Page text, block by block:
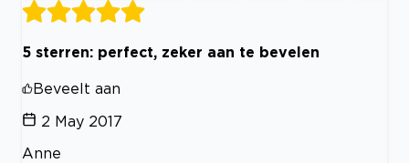
5 sterren: perfect, zeker aan te bevelen
Beveelt aan
2 May 2017
Anne